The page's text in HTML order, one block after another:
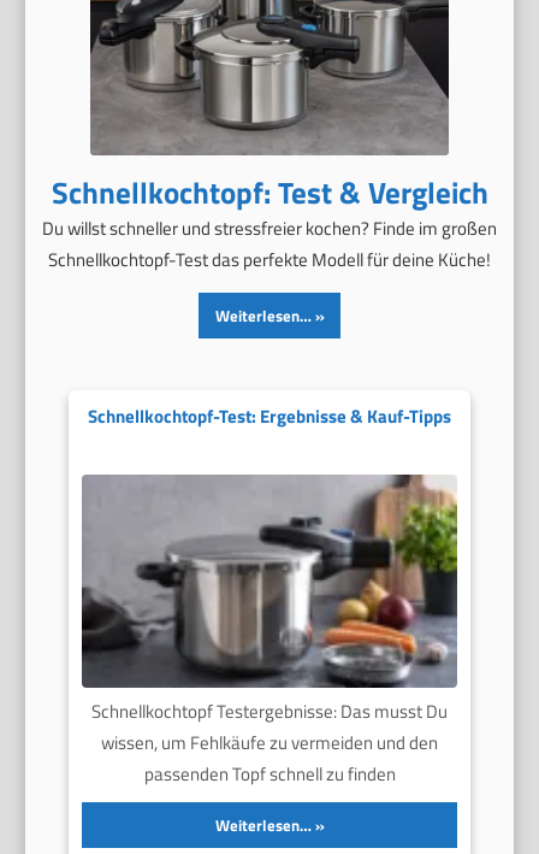
Schnellkochtopf: Test & Vergleich
Du willst schneller und stressfreier kochen? Finde im großen
Schnellkochtopf-Test das perfekte Modell für deine Küche!
Weiterlesen…
Schnellkochtopf-Test: Ergebnisse & Kauf-Tipps
Schnellkochtopf Testergebnisse: Das musst Du
wissen, um Fehlkäufe zu vermeiden und den
passenden Topf schnell zu finden
Weiterlesen…